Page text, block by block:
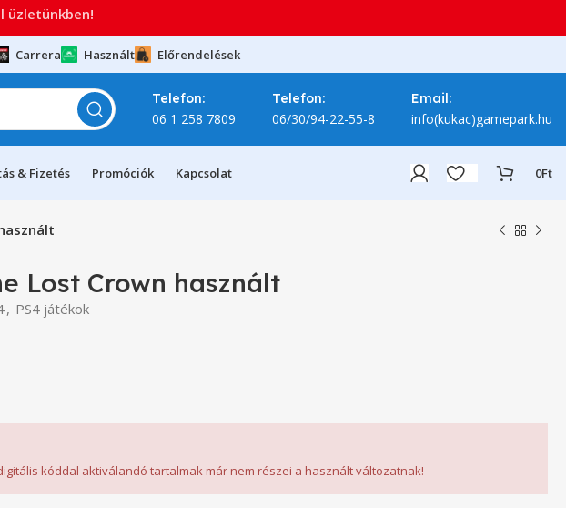
Carrera Használt Előrendelések
Telefon:
06 1 258 7809
Telefon:
06/30/94-22-55-8
Email:
info(kukac)gamepark.hu
& Fizetés Promóciók Kapcsolat 0Ft
Lost Crown használt
, PS4 játékok
kóddal aktiválandó tartalmak már nem részei a használt változatnak!
üzletünkben!